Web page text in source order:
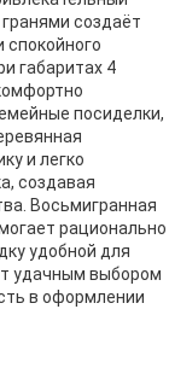
создаёт
габаритах 4
посиделки,
и легко
создавая
Восьмигранная
рационально
удобной для
удачным выбором
в оформлении